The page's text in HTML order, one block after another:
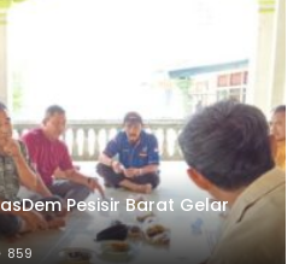
Pesisir Barat Gelar
859